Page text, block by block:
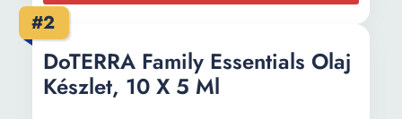
#2
DoTERRA Family Essentials Olaj
Készlet, 10 X 5 Ml